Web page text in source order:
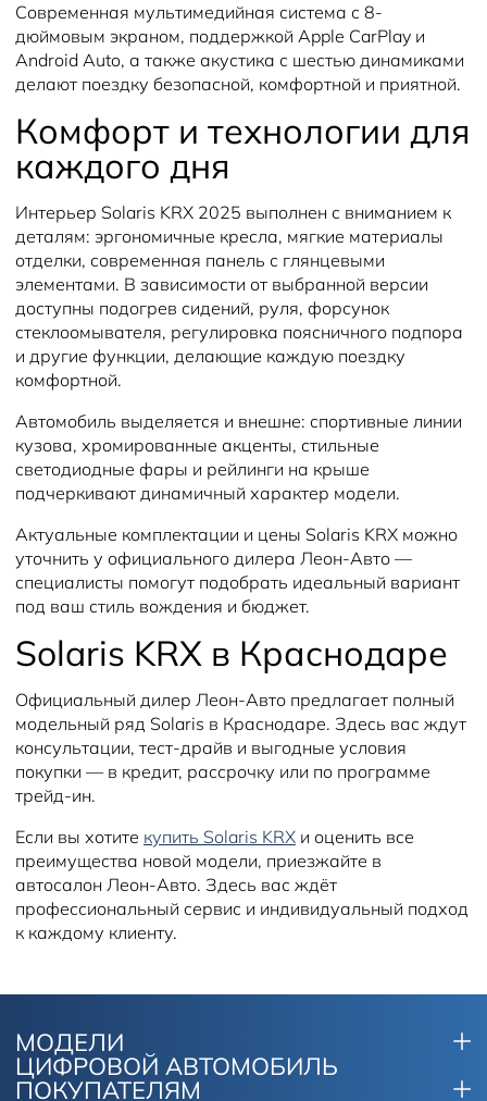
Современная мультимедийная система с 8-
дюймовым экраном, поддержкой Apple CarPlay и
Android Auto, а также акустика с шестью динамиками
делают поездку безопасной, комфортной и приятной.
Комфорт и технологии для
каждого дня
Интерьер Solaris KRX 2025 выполнен с вниманием к
деталям: эргономичные кресла, мягкие материалы
отделки, современная панель с глянцевыми
элементами. В зависимости от выбранной версии
доступны подогрев сидений, руля, форсунок
стеклоомывателя, регулировка поясничного подпора
и другие функции, делающие каждую поездку
комфортной.
Автомобиль выделяется и внешне: спортивные линии
кузова, хромированные акценты, стильные
светодиодные фары и рейлинги на крыше
подчеркивают динамичный характер модели.
Актуальные комплектации и цены Solaris KRX можно
уточнить у официального дилера Леон-Авто —
специалисты помогут подобрать идеальный вариант
под ваш стиль вождения и бюджет.
Solaris KRX в Краснодаре
Официальный дилер Леон-Авто предлагает полный
модельный ряд Solaris в Краснодаре. Здесь вас ждут
консультации, тест-драйв и выгодные условия
покупки — в кредит, рассрочку или по программе
трейд-ин.
Если вы хотите купить Solaris KRX и оценить все
преимущества новой модели, приезжайте в
автосалон Леон-Авто. Здесь вас ждёт
профессиональный сервис и индивидуальный подход
к каждому клиенту.
МОДЕЛИ
ЦИФРОВОЙ АВТОМОБИЛЬ
ПОКУПАТЕЛЯМ